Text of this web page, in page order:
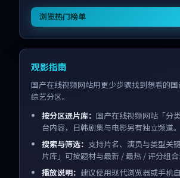
浏览热门榜单
观影指南
国产在线视频网站用更少步骤找到想看的
综艺分区。
按分区进片库： 国产在线视频网站「分
台内容，日韩剧集与电影另有独立频道。
搜索与筛选： 支持片名、演员与类型关
片库」可按题材与最新 / 最热 / 评分组合
播放说明： 建议使用现代浏览器或手机